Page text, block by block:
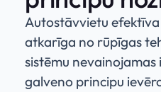
Autostāvvietu
atkarīga no rūpīgas
sistēmu nevainojamas
galveno principu